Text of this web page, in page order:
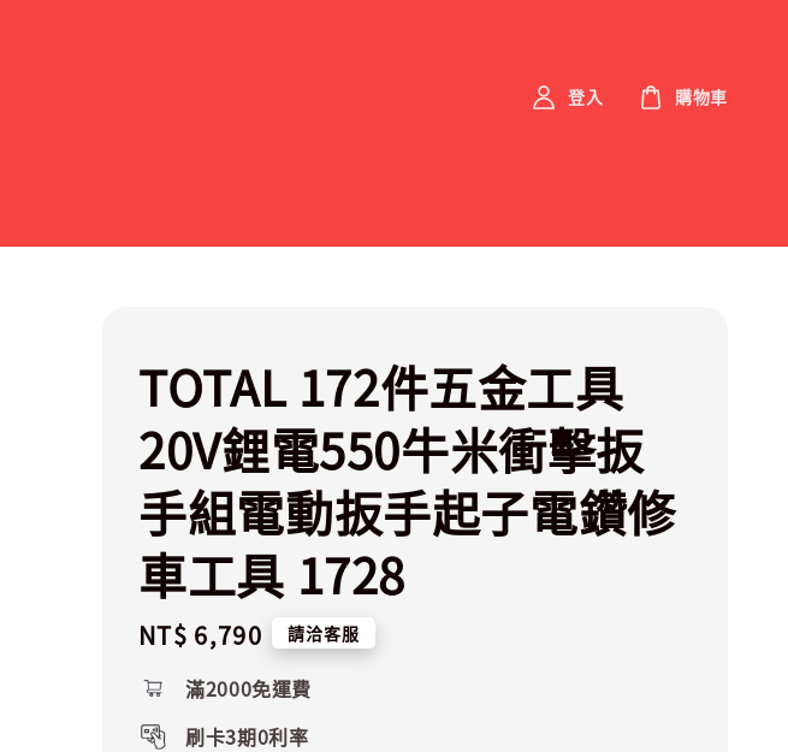
登入 購物車
TOTAL 172件五金工具
20V鋰電550牛米衝擊扳
手組電動扳手起子電鑽修
車工具 1728
Regular
price
NT$ 6,790 請洽客服
滿2000免運費
刷卡3期0利率